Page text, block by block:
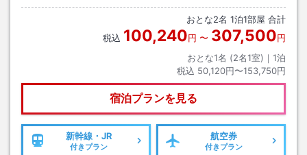
おとな2名 1泊1部屋 合計
税込 100,240円 〜 307,500円
おとな1名 (2名1室)｜ 1泊
税込 50,120円〜153,750円
宿泊プランを見る
新幹線・JR
付きプラン
航空券
付きプラン